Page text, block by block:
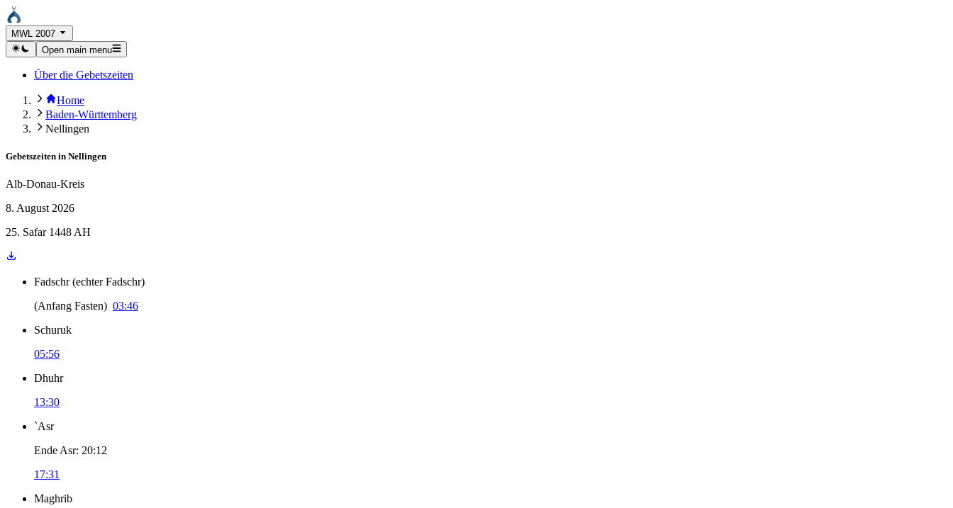
MWL 2007
Open main menu
Über die Gebetszeiten
Home
Baden-Württemberg
Nellingen
Gebetszeiten in Nellingen
Alb-Donau-Kreis
8. August 2026
25. Safar 1448 AH
Fadschr (echter Fadschr)
(Anfang Fasten) 03:46
Schuruk
05:56
Dhuhr
13:30
`Asr
Ende Asr: 20:12
17:31
Maghrib